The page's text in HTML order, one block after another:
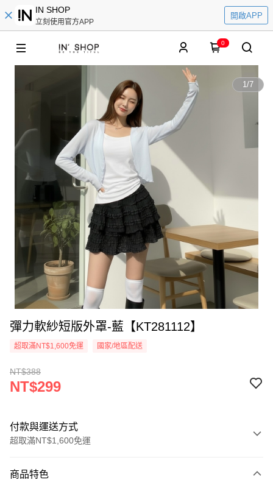
IN SHOP
立刻使用官方APP
開啟APP
0
1/7
彈力軟紗短版外罩-藍【KT281112】
超取滿NT$1,600免運 國家/地區配送
NT$388
NT$299
付款與運送方式
超取滿NT$1,600免運
信用卡一次付款
商品特色